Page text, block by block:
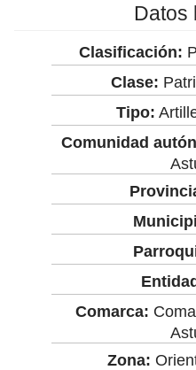
Datos
Clasificación:
Clase:
Tipo:
Comunidad
Comarca:
Zona: